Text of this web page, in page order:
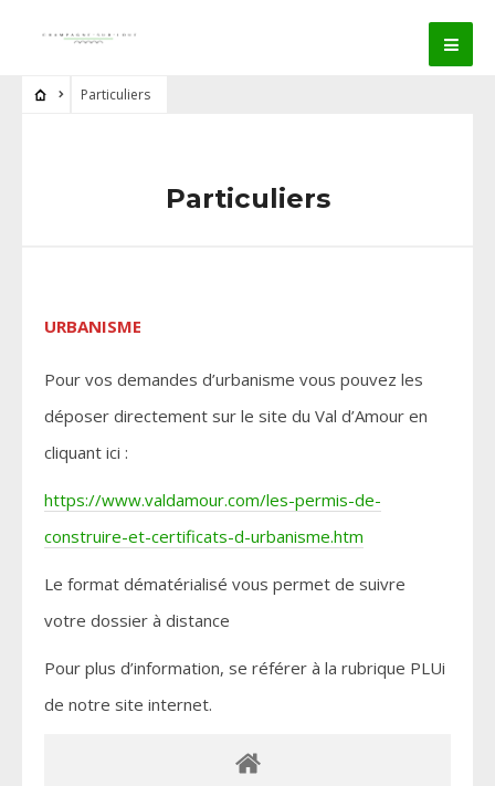
Particuliers
Particuliers
URBANISME
Pour vos demandes d’urbanisme vous pouvez les
déposer directement sur le site du Val d’Amour en
cliquant ici :
https://www.valdamour.com/les-permis-de-
construire-et-certificats-d-urbanisme.htm
Le format dématérialisé vous permet de suivre
votre dossier à distance
Pour plus d’information, se référer à la rubrique PLUi
de notre site internet.